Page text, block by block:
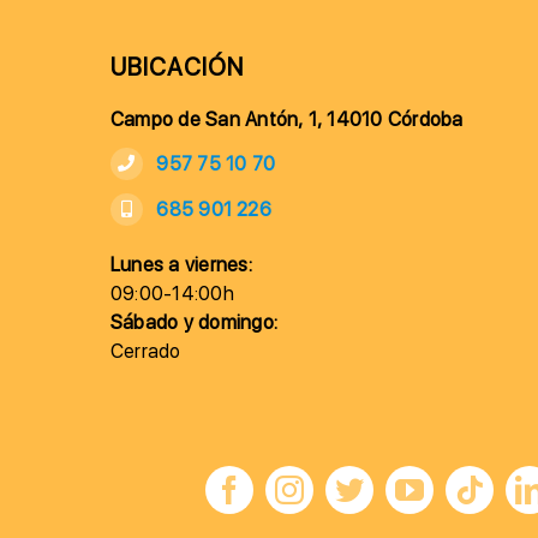
UBICACIÓN
Campo de San Antón, 1, 14010 Córdoba
957 75 10 70
685 901 226
Lunes a viernes:
09:00-14:00h
Sábado y domingo:
Cerrado